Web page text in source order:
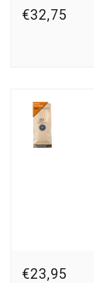
€32,75
€23,95